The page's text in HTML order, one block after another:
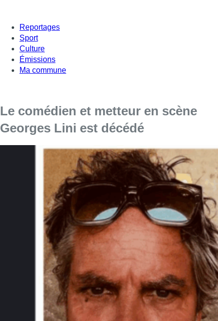
Reportages
Sport
Culture
Émissions
Ma commune
Le comédien et metteur en scène
Georges Lini est décédé